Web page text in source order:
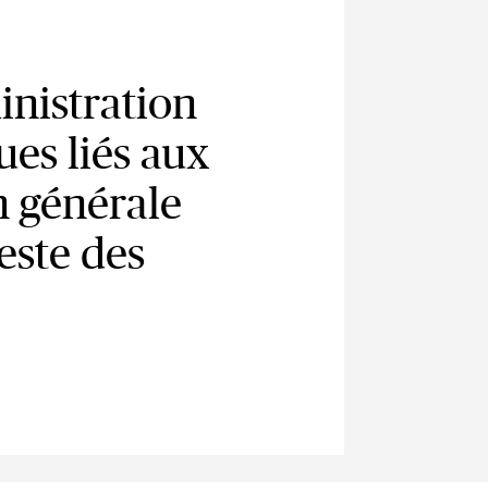
liés aux
générale
des